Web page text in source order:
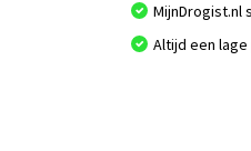
MijnDrogist.nl
Altijd een lage